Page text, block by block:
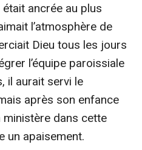
ancrée au plus
l’atmosphère de
Dieu tous les jours
l’équipe paroissiale
il aurait servi le
après son enfance
dans cette
un apaisement.